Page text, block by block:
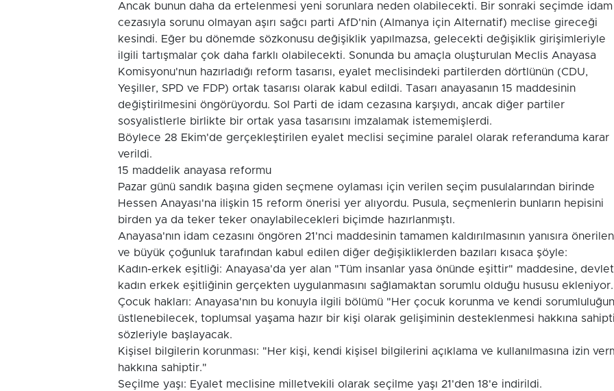
Ancak bunun daha da ertelenmesi yeni sorunlara neden olabilecekti. Bir sonraki seçimde idam
cezasıyla sorunu olmayan aşırı sağcı parti AfD'nin (Almanya için Alternatif) meclise gireceği
kesindi. Eğer bu dönemde sözkonusu değişiklik yapılmazsa, gelecekti değişiklik girişimleriyle
ilgili tartışmalar çok daha farklı olabilecekti. Sonunda bu amaçla oluşturulan Meclis Anayasa
Komisyonu'nun hazırladığı reform tasarısı, eyalet meclisindeki partilerden dörtlünün (CDU,
Yeşiller, SPD ve FDP) ortak tasarısı olarak kabul edildi. Tasarı anayasanın 15 maddesinin
değiştirilmesini öngörüyordu. Sol Parti de idam cezasına karşıydı, ancak diğer partiler
sosyalistlerle birlikte bir ortak yasa tasarısını imzalamak istememişlerdi.
Böylece 28 Ekim'de gerçekleştirilen eyalet meclisi seçimine paralel olarak referanduma karar
verildi.
15 maddelik anayasa reformu
Pazar günü sandık başına giden seçmene oylaması için verilen seçim pusulalarından birinde
Hessen Anayası'na ilişkin 15 reform önerisi yer alıyordu. Pusula, seçmenlerin bunların hepisini
birden ya da teker teker onaylabilecekleri biçimde hazırlanmıştı.
Anayasa'nın idam cezasını öngören 21'nci maddesinin tamamen kaldırılmasının yanısıra önerilen
ve büyük çoğunluk tarafından kabul edilen diğer değişikliklerden bazıları kısaca şöyle:
Kadın-erkek eşitliği: Anayasa'da yer alan "Tüm insanlar yasa önünde eşittir" maddesine,
kadın erkek eşitliğinin gerçekten uygulanmasını sağlamaktan sorumlu olduğu hususu ekleniyor.
Çocuk hakları: Anayasa'nın bu konuyla ilgili bölümü "Her çocuk korunma ve kendi
üstlenebilecek, toplumsal yaşama hazır bir kişi olarak gelişiminin desteklenmesi hakkına
sözleriyle başlayacak.
Kişisel bilgilerin korunması: "Her kişi, kendi kişisel bilgilerini açıklama ve kullanılmasına izin
hakkına sahiptir."
Seçilme yaşı: Eyalet meclisine milletvekili olarak seçilme yaşı 21'den 18'e indirildi.